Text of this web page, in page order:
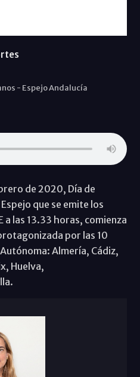
- Espejo Andalucía
de 2020, Día de
que se emite los
a las 13.33 horas, comienza
por las 10
Almería, Cádiz,
Huelva,